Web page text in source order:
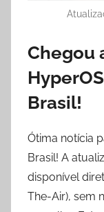
Chegou
Brasil!
Ótima notícia
Brasil! A
disponível
The-Air), sem